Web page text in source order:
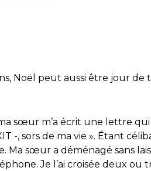
Noël peut aussi être jour de
sœur m’a écrit une lettre qui
-, sors de ma vie ». Étant
Ma sœur a déménagé sans
Je l’ai croisée deux ou